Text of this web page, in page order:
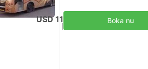
USD 11 Boka nu